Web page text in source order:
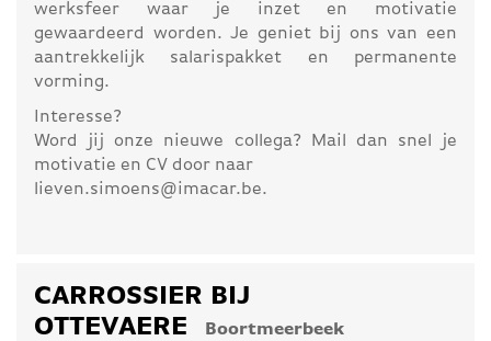
werksfeer waar je inzet en motivatie
gewaardeerd worden. Je geniet bij ons van een
aantrekkelijk salarispakket en permanente
vorming.
Interesse?
Word jij onze nieuwe collega? Mail dan snel je
motivatie en CV door naar
lieven.simoens@imacar.be.
CARROSSIER BIJ
OTTEVAERE
Boortmeerbeek